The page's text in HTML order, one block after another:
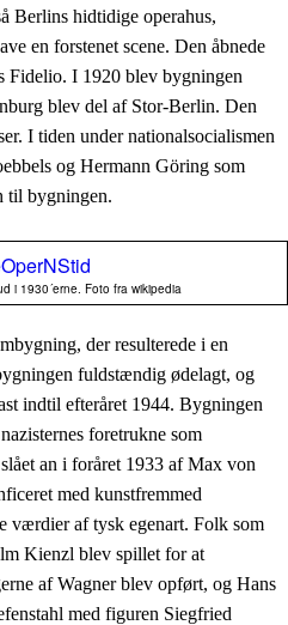
Berlins hidtidige operahus,
en forstenet scene. Den åbnede
Fidelio. I 1920 blev bygningen
blev del af Stor-Berlin. Den
I tiden under nationalsocialismen
og Hermann Göring som
til bygningen.
i 1930´erne. Foto fra wikipedia
der resulterede i en
fuldstændig ødelagt, og
indtil efteråret 1944. Bygningen
foretrukne som
an i foråret 1933 af Max von
med kunstfremmed
værdier af tysk egenart. Folk som
Kienzl blev spillet for at
af Wagner blev opført, og Hans
med figuren Siegfried